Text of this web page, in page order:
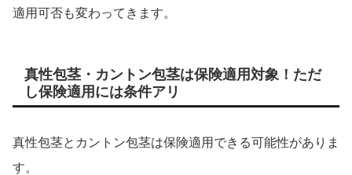
適用可否も変わってきます。
真性包茎・カントン包茎は保険適用対象！ただ
し保険適用には条件アリ
真性包茎とカントン包茎は保険適用できる可能性がありま
す。